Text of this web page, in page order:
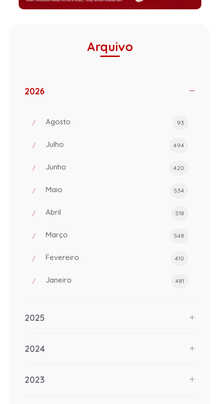
Arquivo
2026
Agosto 93
Julho 494
Junho 420
Maio 534
Abril 518
Março 548
Fevereiro 410
Janeiro 481
2025
2024
2023